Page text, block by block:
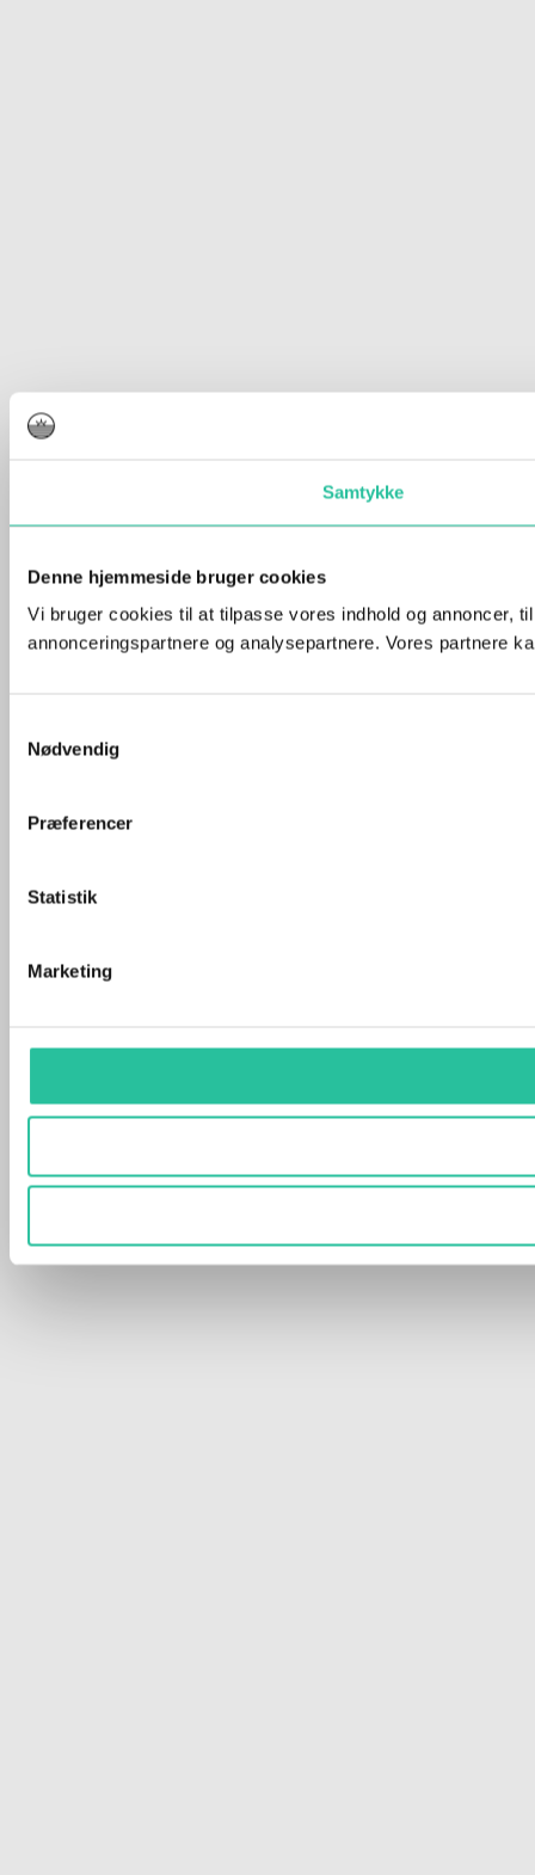
Samtykke
Denne hjemmeside bruger cookies
Vi bruger cookies til at tilpasse vores indhold og annoncer,
annonceringspartnere og analysepartnere. Vores partnere
Nødvendig
Præferencer
Statistik
Marketing